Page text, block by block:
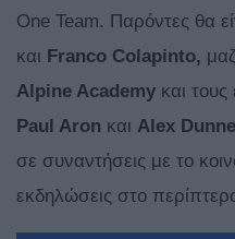
One Team. Παρόντες θα
και Franco Colapinto,
Alpine Academy και τους
Paul Aron και Alex
σε συναντήσεις με το
εκδηλώσεις στο